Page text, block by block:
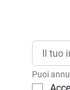
Puoi